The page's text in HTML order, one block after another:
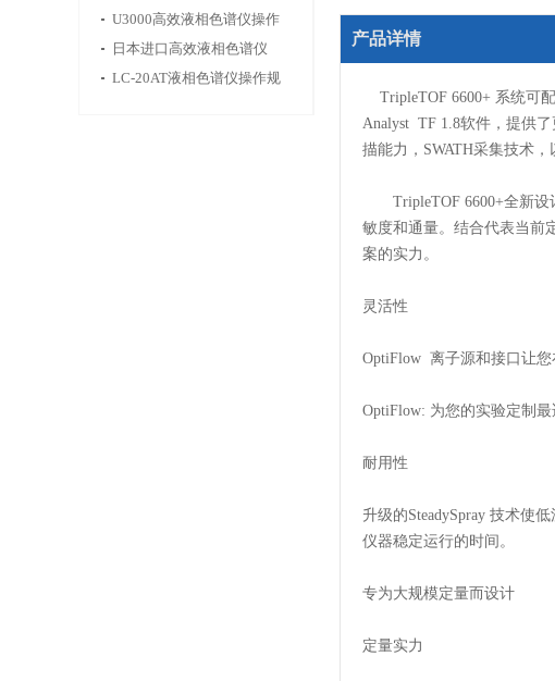
食环药新标准告诉你分析仪
器市场下一步往哪走
U3000高效液相色谱仪操作
规程
日本进口高效液相色谱仪
LC-30A
LC-20AT液相色谱仪操作规
产品详情
TripleTOF 6600+ 系统可
Analyst TF 1.8软件，提供
描能力，SWATH采集技术
TripleTOF 6600+全新设
敏度和通量。结合代表当前
案的实力。
灵活性
OptiFlow 离子源和接口让您
OptiFlow: 为您的实验定制
耐用性
升级的SteadySpray 技术使
仪器稳定运行的时间。
专为大规模定量而设计
定量实力